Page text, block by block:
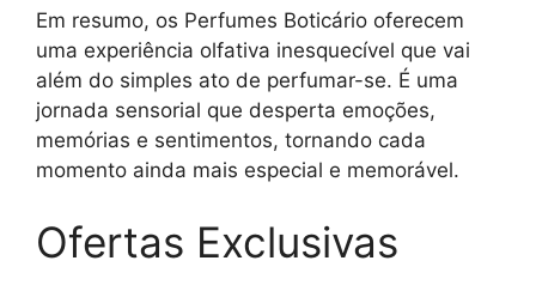
Em resumo, os Perfumes Boticário oferecem
uma experiência olfativa inesquecível que vai
além do simples ato de perfumar-se. É uma
jornada sensorial que desperta emoções,
memórias e sentimentos, tornando cada
momento ainda mais especial e memorável.
Ofertas Exclusivas